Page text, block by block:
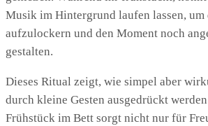
Musik im Hintergrund laufen lassen, um
aufzulockern und den Moment noch
gestalten.
Dieses Ritual zeigt, wie simpel aber
durch kleine Gesten ausgedrückt
Frühstück im Bett sorgt nicht nur für